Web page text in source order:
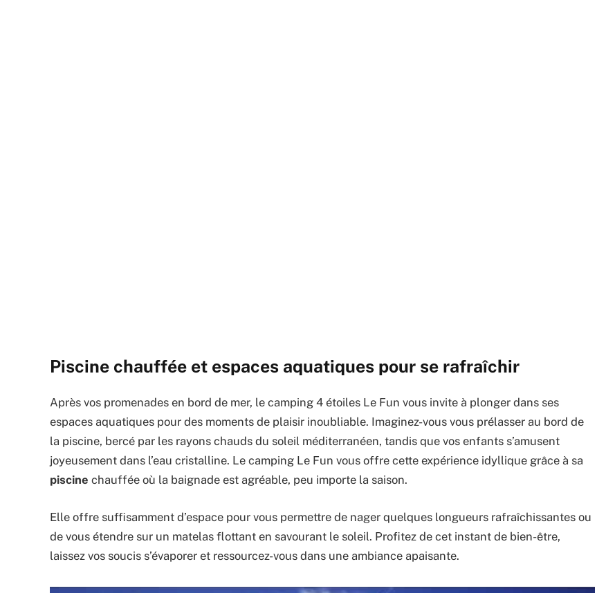
Piscine chauffée et espaces aquatiques pour se rafraîchir
Après vos promenades en bord de mer, le camping 4 étoiles Le Fun vous invite à plonger dans ses
espaces aquatiques pour des moments de plaisir inoubliable. Imaginez-vous vous prélasser au bord de
la piscine, bercé par les rayons chauds du soleil méditerranéen, tandis que vos enfants s’amusent
joyeusement dans l’eau cristalline. Le camping Le Fun vous offre cette expérience idyllique grâce à sa
piscine chauffée où la baignade est agréable, peu importe la saison.
Elle offre suffisamment d’espace pour vous permettre de nager quelques longueurs rafraîchissantes ou
de vous étendre sur un matelas flottant en savourant le soleil. Profitez de cet instant de bien-être,
laissez vos soucis s’évaporer et ressourcez-vous dans une ambiance apaisante.